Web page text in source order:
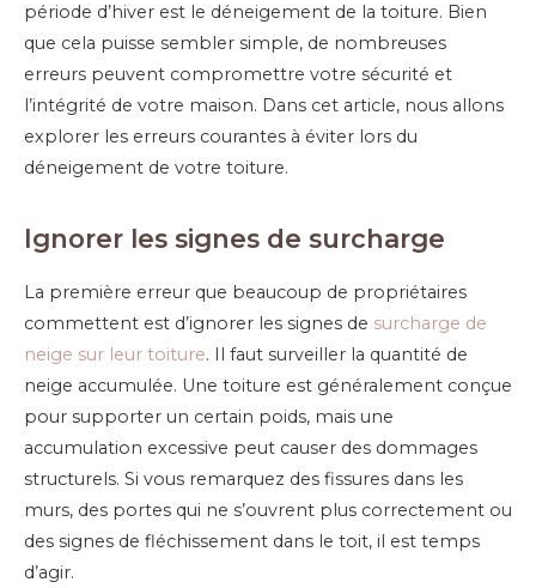
période d’hiver est le déneigement de la toiture. Bien
que cela puisse sembler simple, de nombreuses
erreurs peuvent compromettre votre sécurité et
l’intégrité de votre maison. Dans cet article, nous allons
explorer les erreurs courantes à éviter lors du
déneigement de votre toiture.
Ignorer les signes de surcharge
La première erreur que beaucoup de propriétaires
commettent est d’ignorer les signes de surcharge de
neige sur leur toiture. Il faut surveiller la quantité de
neige accumulée. Une toiture est généralement conçue
pour supporter un certain poids, mais une
accumulation excessive peut causer des dommages
structurels. Si vous remarquez des fissures dans les
murs, des portes qui ne s’ouvrent plus correctement ou
des signes de fléchissement dans le toit, il est temps
d’agir.